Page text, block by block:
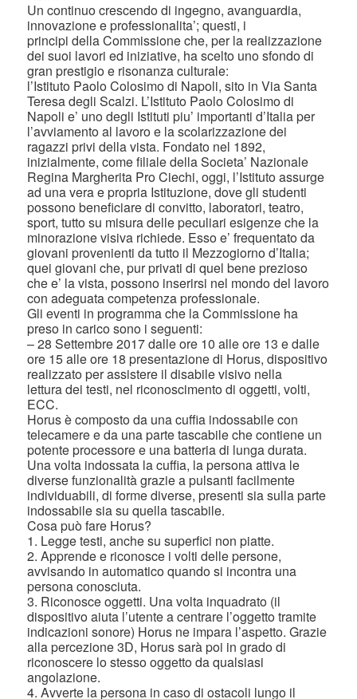
Un continuo crescendo di ingegno, avanguardia,
innovazione e professionalita’; questi, i
principi della Commissione che, per la realizzazione
dei suoi lavori ed iniziative, ha scelto uno sfondo di
gran prestigio e risonanza culturale:
l’Istituto Paolo Colosimo di Napoli, sito in Via Santa
Teresa degli Scalzi. L’Istituto Paolo Colosimo di
Napoli e’ uno degli Istituti piu’ importanti d’Italia per
l’avviamento al lavoro e la scolarizzazione dei
ragazzi privi della vista. Fondato nel 1892,
inizialmente, come filiale della Societa’ Nazionale
Regina Margherita Pro Ciechi, oggi, l’Istituto assurge
ad una vera e propria Istituzione, dove gli studenti
possono beneficiare di convitto, laboratori, teatro,
sport, tutto su misura delle peculiari esigenze che la
minorazione visiva richiede. Esso e’ frequentato da
giovani provenienti da tutto il Mezzogiorno d’Italia;
quei giovani che, pur privati di quel bene prezioso
che e’ la vista, possono inserirsi nel mondo del lavoro
con adeguata competenza professionale.
Gli eventi in programma che la Commissione ha
preso in carico sono i seguenti:
– 28 Settembre 2017 dalle ore 10 alle ore 13 e dalle
ore 15 alle ore 18 presentazione di Horus, dispositivo
realizzato per assistere il disabile visivo nella
lettura dei testi, nel riconoscimento di oggetti, volti,
ECC.
Horus è composto da una cuffia indossabile con
telecamere e da una parte tascabile che contiene un
potente processore e una batteria di lunga durata.
Una volta indossata la cuffia, la persona attiva le
diverse funzionalità grazie a pulsanti facilmente
individuabili, di forme diverse, presenti sia sulla parte
indossabile sia su quella tascabile.
Cosa può fare Horus?
1. Legge testi, anche su superfici non piatte.
2. Apprende e riconosce i volti delle persone,
avvisando in automatico quando si incontra una
persona conosciuta.
3. Riconosce oggetti. Una volta inquadrato (il
dispositivo aiuta l’utente a centrare l’oggetto tramite
indicazioni sonore) Horus ne impara l’aspetto. Grazie
alla percezione 3D, Horus sarà poi in grado di
riconoscere lo stesso oggetto da qualsiasi
angolazione.
4. Avverte la persona in caso di ostacoli lungo il